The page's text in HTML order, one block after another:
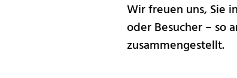
Wir freuen uns, Sie
oder Besucher – so
zusammengestellt.